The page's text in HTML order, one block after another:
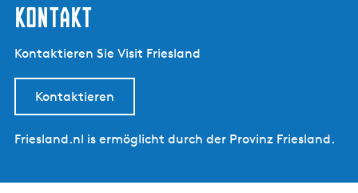
kontakt
Kontaktieren Sie Visit Friesland
Kontaktieren
Friesland.nl is ermöglicht durch der Provinz Friesland.